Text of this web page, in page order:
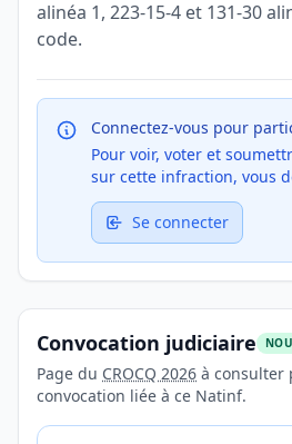
alinéa 1, 223-15-4 et 131-30
code.
Connectez-vous pour
Pour voir, voter et
sur cette infraction, vous
Se connecter
Convocation judiciaire
Page du CROCQ 2026 à consulter
convocation liée à ce Natinf.